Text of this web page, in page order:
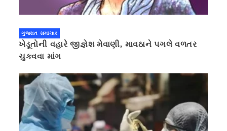
ગુજરાત સમાચાર
ખેડૂતોની વહારે જીજ્ઞેશ મેવાણી, માવઠાને પગલે વળતર
ચુકવવા માંગ